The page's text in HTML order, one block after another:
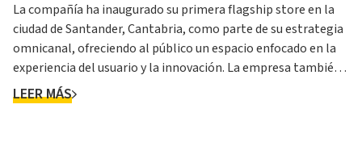
La compañía ha inaugurado su primera flagship store en la
ciudad de Santander, Cantabria, como parte de su estrategia
omnicanal, ofreciendo al público un espacio enfocado en la
experiencia del usuario y la innovación. La empresa también
sigue impulsando su crecimiento en el mercado ibérico,
donde ya cuenta con más de 400.000 clientes y planea ll...
LEER MÁS